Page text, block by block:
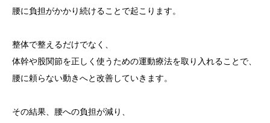
腰に負担がかかり続けることで起こります。
整体で整えるだけでなく、
体幹や股関節を正しく使うための運動療法を取り入れることで、
腰に頼らない動きへと改善していきます。
その結果、腰への負担が減り、